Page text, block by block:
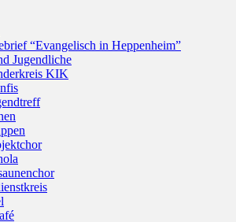
“Evangelisch in Heppenheim”
Jugendliche
KIK